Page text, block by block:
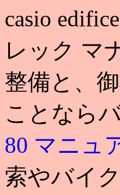
casio
レック マ
整備と、
ことなら
80 マニュ
索やバイ